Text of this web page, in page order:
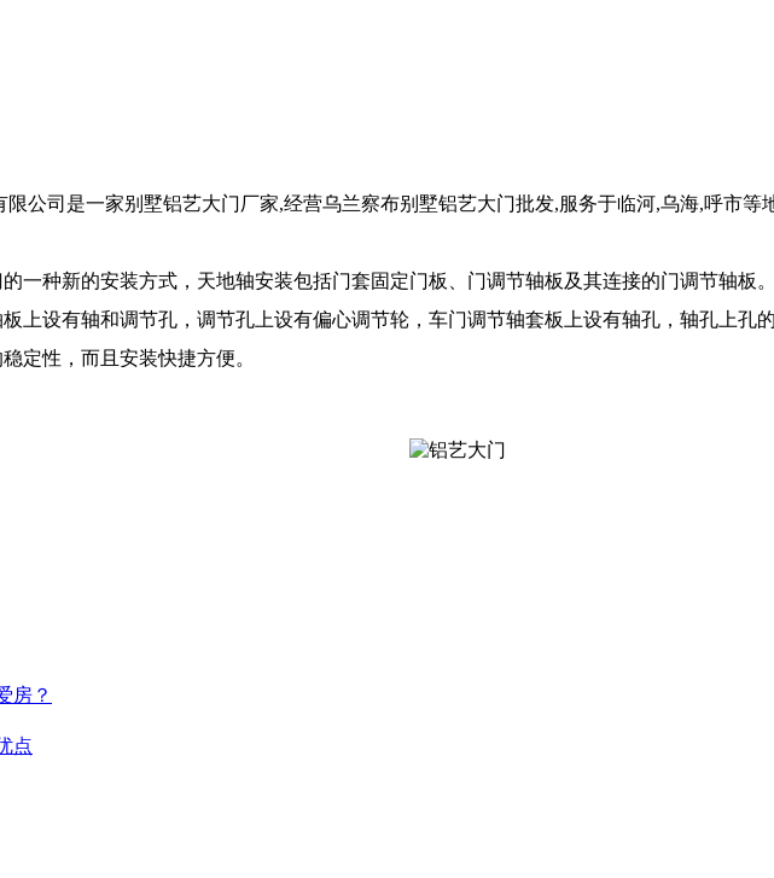
限公司是一家别墅铝艺大门厂家,经营乌兰察布别墅铝艺大门批发,服务于临河,乌海,呼市
的一种新的安装方式，天地轴安装包括门套固定门板、门调节轴板及其连接的门调节轴板
上设有轴和调节孔，调节孔上设有偏心调节轮，车门调节轴套板上设有轴孔，轴孔上孔
定性，而且安装快捷方便。
房？
点